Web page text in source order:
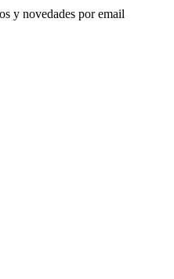
y novedades por email